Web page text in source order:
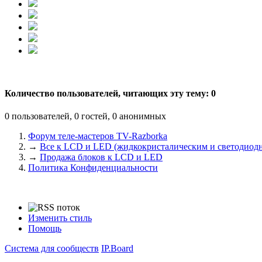
Количество пользователей, читающих эту тему: 0
0 пользователей, 0 гостей, 0 анонимных
Форум теле-мастеров TV-Razborka
→ Все к LCD и LED (жидкокристалическим и
→ Продажа блоков к LCD и LED
Политика Конфиденциальности
Изменить стиль
Помощь
Система для сообществ IP.Board